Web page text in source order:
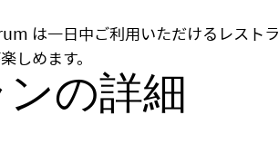
は一日中ご利用いただけるレストラ
しめます。
の詳細